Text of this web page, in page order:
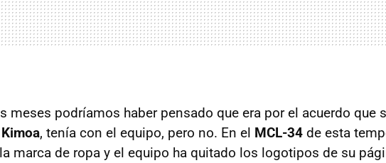
meses podríamos haber pensado que era por el acuerdo que
Kimoa, tenía con el equipo, pero no. En el MCL-34 de esta
marca de ropa y el equipo ha quitado los logotipos de su